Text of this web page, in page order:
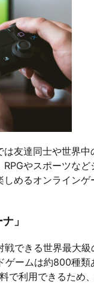
友達同士や世界中
やスポーツなど
めるオンラインゲ
」
戦できる世界最大級
ゲームは約800種類
で利用できるため